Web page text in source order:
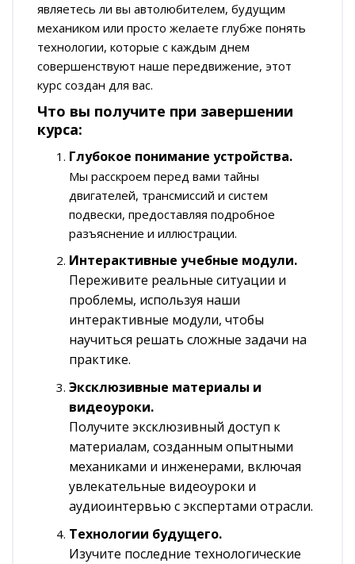
являетесь ли вы автолюбителем, будущим
механиком или просто желаете глубже понять
технологии, которые с каждым днем
совершенствуют наше передвижение, этот
курс создан для вас.
Что вы получите при завершении
курса:
Глубокое понимание устройства.
Мы расскроем перед вами тайны
двигателей, трансмиссий и систем
подвески, предоставляя подробное
разъяснение и иллюстрации.
Интерактивные учебные модули.
Переживите реальные ситуации и
проблемы, используя наши
интерактивные модули, чтобы
научиться решать сложные задачи на
практике.
Эксклюзивные материалы и
видеоуроки.
Получите эксклюзивный доступ к
материалам, созданным опытными
механиками и инженерами, включая
увлекательные видеоуроки и
аудиоинтервью с экспертами отрасли.
Технологии будущего.
Изучите последние технологические